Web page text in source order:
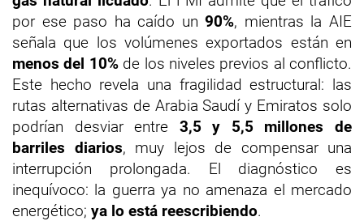
por ese paso ha caído un90%, mientras la AIE
señala que los volúmenes exportados están en
menos del 10%de los niveles previos al conflicto.
Este hecho revela una fragilidad estructural: las
rutas alternativas de Arabia Saudí y Emiratos solo
podrían desviar entre 3,5 y 5,5 millones de
barriles diarios, muy lejos de compensar una
interrupción prolongada. El diagnóstico es
inequívoco: la guerra ya no amenaza el mercado
energético; ya lo está reescribiendo.